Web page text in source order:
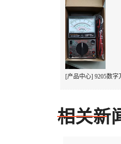
[产品中心] 9205数字
相关新